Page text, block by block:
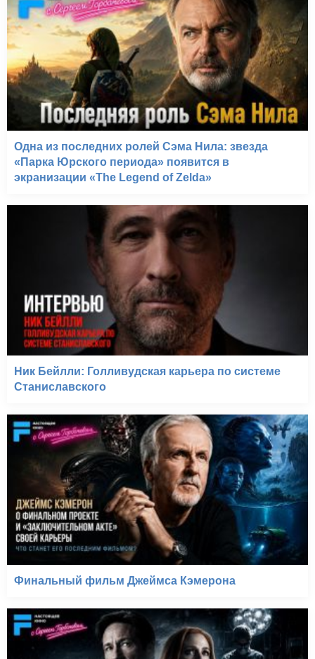
Одна из последних ролей Сэма Нила: звезда
«Парка Юрского периода» появится в
экранизации «The Legend of Zelda»
Ник Бейлли: Голливудская карьера по системе
Станиславского
Финальный фильм Джеймса Кэмерона